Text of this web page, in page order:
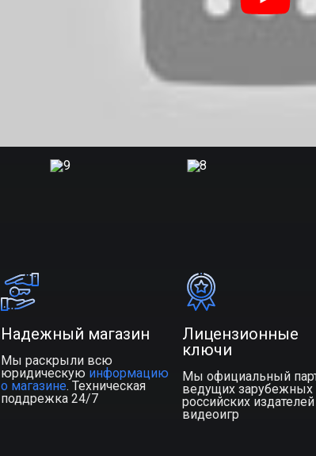
Надежный магазин
Мы раскрыли всю
юридическую информацию
о магазине. Техническая
поддрежка 24/7
Лицензионные
ключи
Мы официальный
ведущих зарубежных
российских издателей
видеоигр